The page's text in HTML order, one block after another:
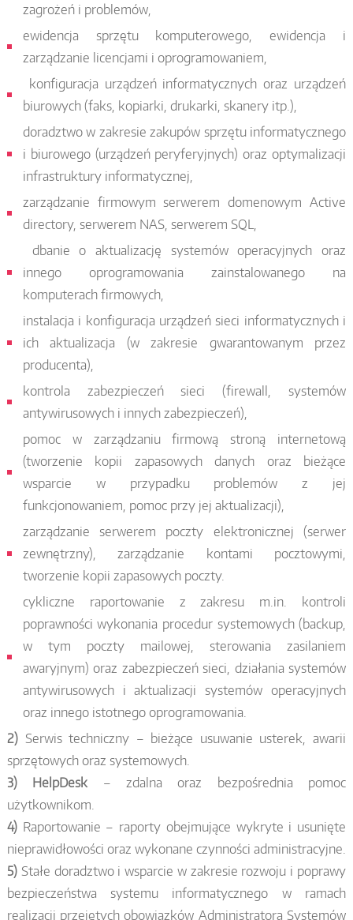
zagrożeń i problemów,
ewidencja sprzętu komputerowego, ewidencja i
zarządzanie licencjami i oprogramowaniem,
konfiguracja urządzeń informatycznych oraz urządzeń
biurowych (faks, kopiarki, drukarki, skanery itp.),
doradztwo w zakresie zakupów sprzętu informatycznego
i biurowego (urządzeń peryferyjnych) oraz optymalizacji
infrastruktury informatycznej,
zarządzanie firmowym serwerem domenowym Active
directory, serwerem NAS, serwerem SQL,
dbanie o aktualizację systemów operacyjnych oraz
innego oprogramowania zainstalowanego na
komputerach firmowych,
instalacja i konfiguracja urządzeń sieci informatycznych i
ich aktualizacja (w zakresie gwarantowanym przez
producenta),
kontrola zabezpieczeń sieci (firewall, systemów
antywirusowych i innych zabezpieczeń),
pomoc w zarządzaniu firmową stroną internetową
(tworzenie kopii zapasowych danych oraz bieżące
wsparcie w przypadku problemów z jej
funkcjonowaniem, pomoc przy jej aktualizacji),
zarządzanie serwerem poczty elektronicznej (serwer
zewnętrzny), zarządzanie kontami pocztowymi,
tworzenie kopii zapasowych poczty.
cykliczne raportowanie z zakresu m.in. kontroli
poprawności wykonania procedur systemowych (backup,
w tym poczty mailowej, sterowania zasilaniem
awaryjnym) oraz zabezpieczeń sieci, działania systemów
antywirusowych i aktualizacji systemów operacyjnych
oraz innego istotnego oprogramowania.
2)Serwis techniczny – bieżące usuwanie usterek, awarii
sprzętowych oraz systemowych.
3)
HelpDesk – zdalna oraz bezpośrednia pomoc
użytkownikom.
4)Raportowanie – raporty obejmujące wykryte i usunięte
nieprawidłowości oraz wykonane czynności administracyjne.
5)Stałe doradztwo i wsparcie w zakresie rozwoju i poprawy
bezpieczeństwa systemu informatycznego w ramach
realizacji przejętych obowiązków Administratora Systemów